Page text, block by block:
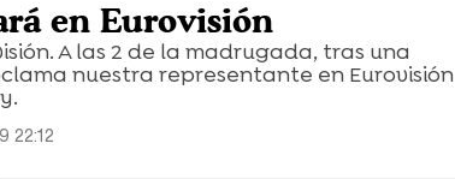
en Eurovisión
A las 2 de la madrugada, tras una
nuestra representante en Eurovisión
22:12